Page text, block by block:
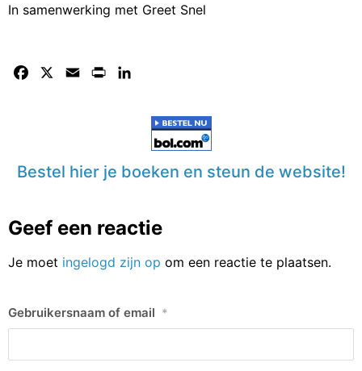
In samenwerking met Greet Snel
Facebook Email Print
Bestel hier je boeken en steun de website!
Geef een reactie
Je moet ingelogd zijn op om een reactie te plaatsen.
Gebruikersnaam of email *